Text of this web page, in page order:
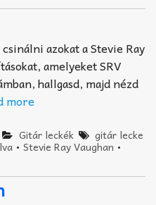
azokat a Stevie Ray
amelyeket SRV
hallgasd, majd nézd
more
Gitár leckék gitár lecke
• Stevie Ray Vaughan •